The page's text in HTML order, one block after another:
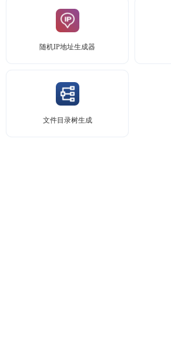
随机IP地址生成器
文件目录树生成